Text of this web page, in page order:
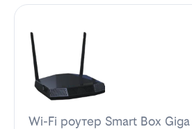
Wi-Fi роутер Smart Box Giga